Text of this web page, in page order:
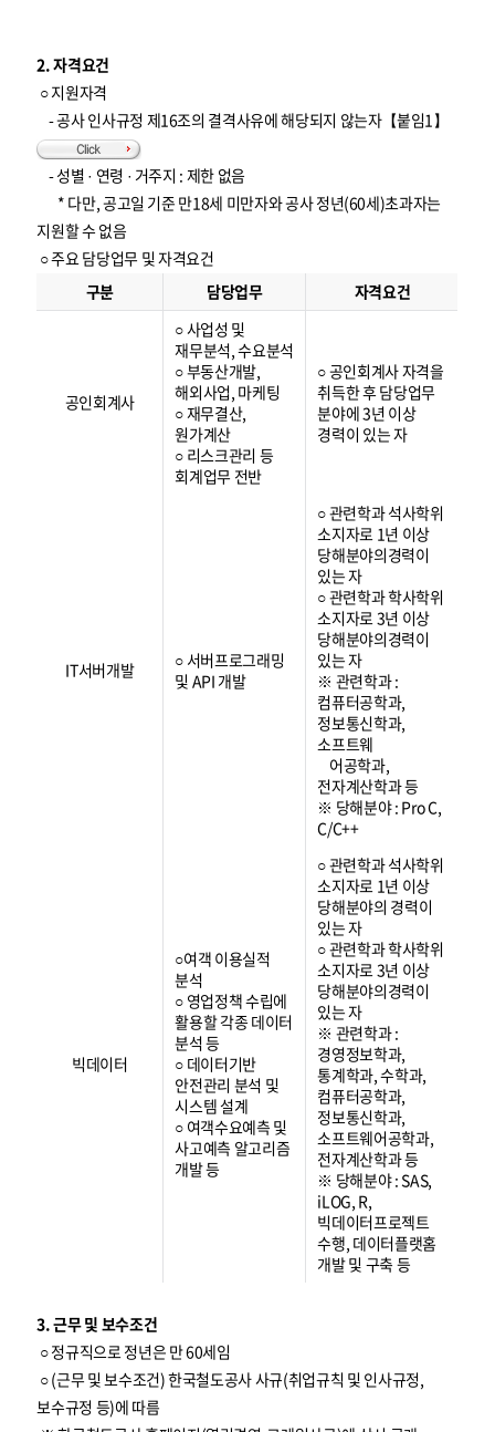
2. 자격요건
○ 지원자격
- 공사 인사규정 제16조의 결격사유에 해당되지 않는자【붙임1】
- 성별 · 연령 · 거주지 : 제한 없음
* 다만, 공고일 기준 만18세 미만자와 공사 정년(60세)초과자는
지원할 수 없음
○ 주요 담당업무 및 자격요건
구분 담당업무 자격요건
공인회계사
○ 사업성 및
재무분석, 수요분석
○ 부동산개발,
해외사업, 마케팅
○ 재무결산,
원가계산
○ 리스크관리 등
회계업무 전반
○ 공인회계사 자격을
취득한 후 담당업무
분야에 3년 이상
경력이 있는 자
IT서버개발
○ 서버프로그래밍
및 API 개발
○ 관련학과 석사학위
소지자로 1년 이상
당해분야의경력이
있는 자
○ 관련학과 학사학위
소지자로 3년 이상
당해분야의경력이
있는 자
※ 관련학과 :
컴퓨터공학과,
정보통신학과,
소프트웨
어공학과,
전자계산학과 등
※ 당해분야 : Pro C,
C/C++
빅데이터
○여객 이용실적
분석
○ 영업정책 수립에
활용할 각종 데이터
분석 등
○ 데이터기반
안전관리 분석 및
시스템 설계
○ 여객수요예측 및
사고예측 알고리즘
개발 등
○ 관련학과 석사학위
소지자로 1년 이상
당해분야의 경력이
있는 자
○ 관련학과 학사학위
소지자로 3년 이상
당해분야의경력이
있는 자
※ 관련학과 :
경영정보학과,
통계학과, 수학과,
컴퓨터공학과,
정보통신학과,
소프트웨어공학과,
전자계산학과 등
※ 당해분야 : SAS,
iLOG, R,
빅데이터프로젝트
수행, 데이터플랫홈
개발 및 구축 등
3. 근무 및 보수조건
○ 정규직으로 정년은 만 60세임
○ (근무 및 보수조건) 한국철도공사 사규(취업규칙 및 인사규정,
보수규정 등)에 따름